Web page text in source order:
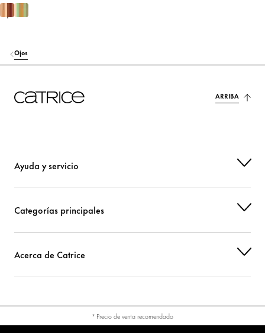
Ojos
ARRIBA
Ayuda y servicio
Categorías principales
Acerca de Catrice
* Precio de venta recomendado